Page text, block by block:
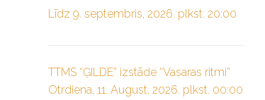
Līdz 9. septembris, 2026. plkst. 20:00
TTMS “ĢILDE” izstāde “Vasaras ritmi”
Otrdiena, 11. August, 2026. plkst. 00:00